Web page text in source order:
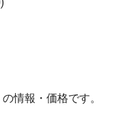
情報・価格です。